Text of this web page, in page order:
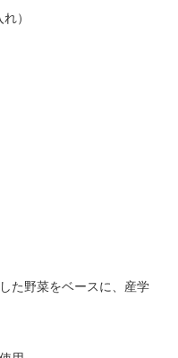
）
た野菜をベースに、産学